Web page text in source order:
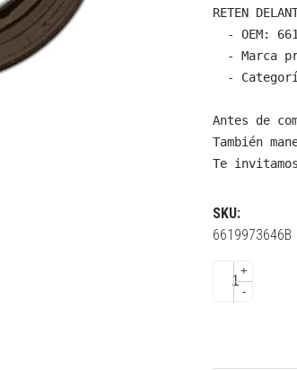
RETEN
- OEM:
- Marca
-
Antes de
También
Te
SKU:
6619973646B
+
-